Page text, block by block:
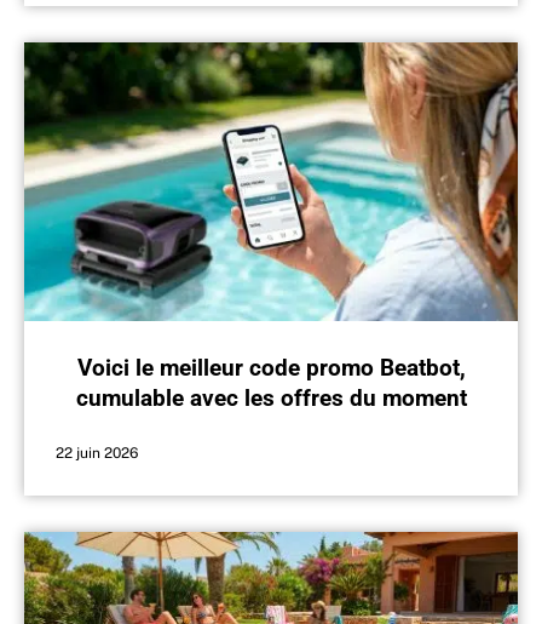
Voici le meilleur code promo Beatbot,
cumulable avec les offres du moment
22 juin 2026